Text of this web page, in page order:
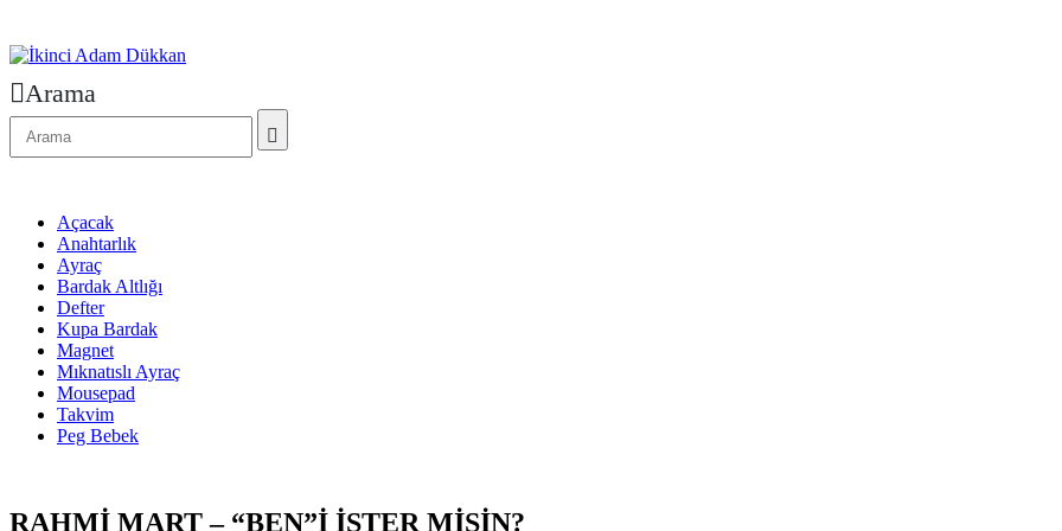
Arama
Açacak
Anahtarlık
Ayraç
Bardak Altlığı
Defter
Kupa Bardak
Magnet
Mıknatıslı Ayraç
Mousepad
Takvim
Peg Bebek
RAHMİ MART – “BEN”İ İSTER MİSİN?